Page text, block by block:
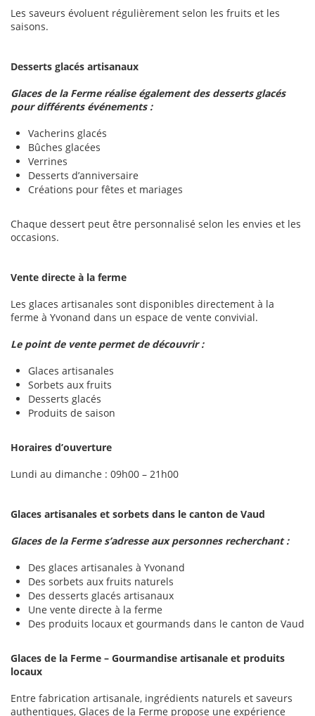
Les saveurs évoluent régulièrement selon les fruits et les
saisons.
Desserts glacés artisanaux
Glaces de la Ferme réalise également des desserts glacés
pour différents événements :
Vacherins glacés
Bûches glacées
Verrines
Desserts d’anniversaire
Créations pour fêtes et mariages
Chaque dessert peut être personnalisé selon les envies et les
occasions.
Vente directe à la ferme
Les glaces artisanales sont disponibles directement à la
ferme à Yvonand dans un espace de vente convivial.
Le point de vente permet de découvrir :
Glaces artisanales
Sorbets aux fruits
Desserts glacés
Produits de saison
Horaires d’ouverture
Lundi au dimanche : 09h00 – 21h00
Glaces artisanales et sorbets dans le canton de Vaud
Glaces de la Ferme s’adresse aux personnes recherchant :
Des glaces artisanales à Yvonand
Des sorbets aux fruits naturels
Des desserts glacés artisanaux
Une vente directe à la ferme
Des produits locaux et gourmands dans le canton de Vaud
Glaces de la Ferme – Gourmandise artisanale et produits
locaux
Entre fabrication artisanale, ingrédients naturels et saveurs
authentiques, Glaces de la Ferme propose une expérience